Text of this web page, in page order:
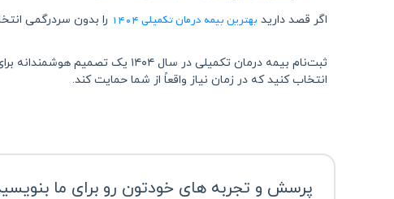
اگر قصد دارید بهترین بیمه درمان تکمیلی ۱۴۰۴ را بدون سردرگمی
ثبت‌نام بیمه درمان تکمیلی در سال ۱۴۰۴ یک تصمیم هوشمندانه برای حفظ آرامش مالی خانواده است. با بررسی دقیق شرایط، مقایسه طرح‌ها و دریافت
انتخاب کنید که در زمان نیاز واقعاً از شما حمایت کند.
پرسش و تجربه های خودتون رو برای ما